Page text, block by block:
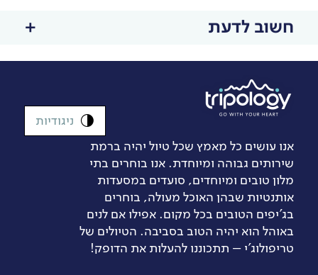
חשוב לדעת
אנו עושים כל מאמץ שכל טיול יהיה ברמת
שירותים גבוהה ומיוחדת. אנו בוחרים בתי
מלון טובים ומיוחדים, סועדים במסעדות
אותנטיות שבהן האוכל מעולה, בוחרים
בג’יפים הטובים בכל מקום. אפילו אם לנים
באוהל הוא יהיה הטוב בסביבה. הטיולים של
טריפולוג'י – תתכוננו להעלות את הדופק!
ניגודיות